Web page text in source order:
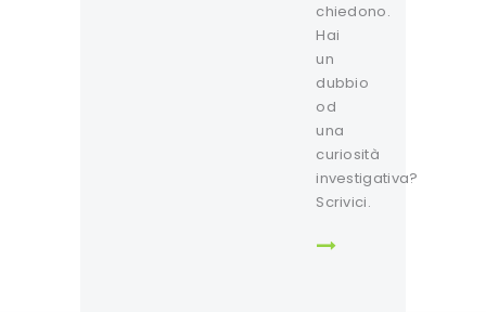
chiedono.
Hai
un
dubbio
od
una
curiosità
investigativa?
Scrivici.